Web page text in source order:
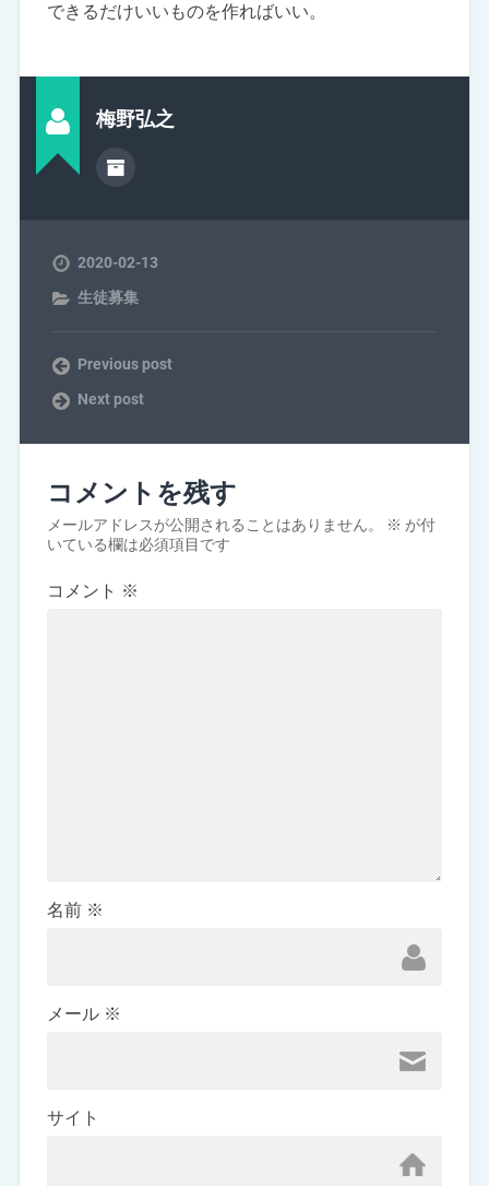
できるだけいいものを作ればいい。
梅野弘之
2020-02-13
生徒募集
Previous post
Next post
コメントを残す
メールアドレスが公開されることはありません。 ※ が付
いている欄は必須項目です
コメント ※
名前 ※
メール ※
サイト